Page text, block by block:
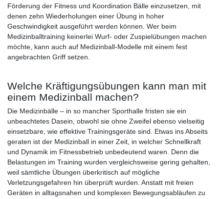
Förderung der Fitness und Koordination Bälle einzusetzen, mit
denen zehn Wiederholungen einer Übung in hoher
Geschwindigkeit ausgeführt werden können. Wer beim
Medizinballtraining keinerlei Wurf- oder Zuspielübungen machen
möchte, kann auch auf Medizinball-Modelle mit einem fest
angebrachten Griff setzen.
Welche Kräftigungsübungen kann man mit
einem Medizinball machen?
Die Medizinbälle – in so mancher Sporthalle fristen sie ein
unbeachtetes Dasein, obwohl sie ohne Zweifel ebenso vielseitig
einsetzbare, wie effektive Trainingsgeräte sind. Etwas ins Abseits
geraten ist der Medizinball in einer Zeit, in welcher Schnellkraft
und Dynamik im Fitnessbetrieb unbedeutend waren. Denn die
Belastungen im Training wurden vergleichsweise gering gehalten,
weil sämtliche Übungen überkritisch auf mögliche
Verletzungsgefahren hin überprüft wurden. Anstatt mit freien
Geräten in alltagsnahen und komplexen Bewegungsabläufen zu